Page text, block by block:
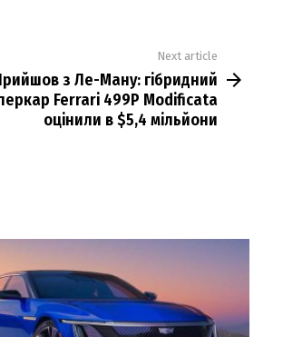
Next article
з Ле-Ману: гібридний
Ferrari 499P Modificata
оцінили в $5,4 мільйони